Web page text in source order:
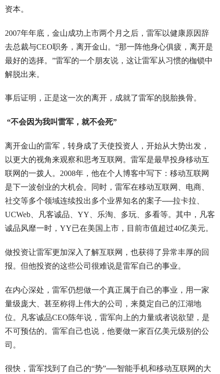
资本。
2007年年底，金山成功上市两个月之后，雷军以健康原因辞
去总裁与CEO职务，离开金山。“那一阵他身心俱疲，离开是
最好的选择。”雷军的一个朋友说，这让雷军从习惯的枷锁中
解脱出来。
事后证明，正是这一次的离开，成就了雷军的脱胎换骨。
“不会因为我叫雷军，就不会死”
离开金山的雷军，转身成了天使投资人，开始从大势出发，
以更大的视角来观察和思考互联网。雷军是最早投身移动互
联网的一拨人。2008年，他在个人博客中写下：移动互联网
是下一波创业的大机会。同时，雷军在移动互联网、电商、
社交等多个领域连续投出多个业界知名的案子──拉卡拉、
UCWeb、凡客诚品、YY、乐淘、多玩、多看等。其中，凡客
诚品风靡一时，YY已在美国上市，目前市值超过40亿美元。
做投资让雷军更加深入了解互联网，也获得了异常丰厚的回
报。但他投资的这些公司很难说是雷军自己的事业。
在内心深处，雷军仍想做一个真正属于自己的事业，用一家
量级庞大、甚至称得上伟大的公司，来奠定自己的江湖地
位。凡客诚品CEO陈年说，雷军向上的力量或者说欲望，是
不可预估的。雷军自己也说，他要做一家百亿美元级别的公
司。
很快，雷军找到了自己的“势”──智能手机和移动互联网的大